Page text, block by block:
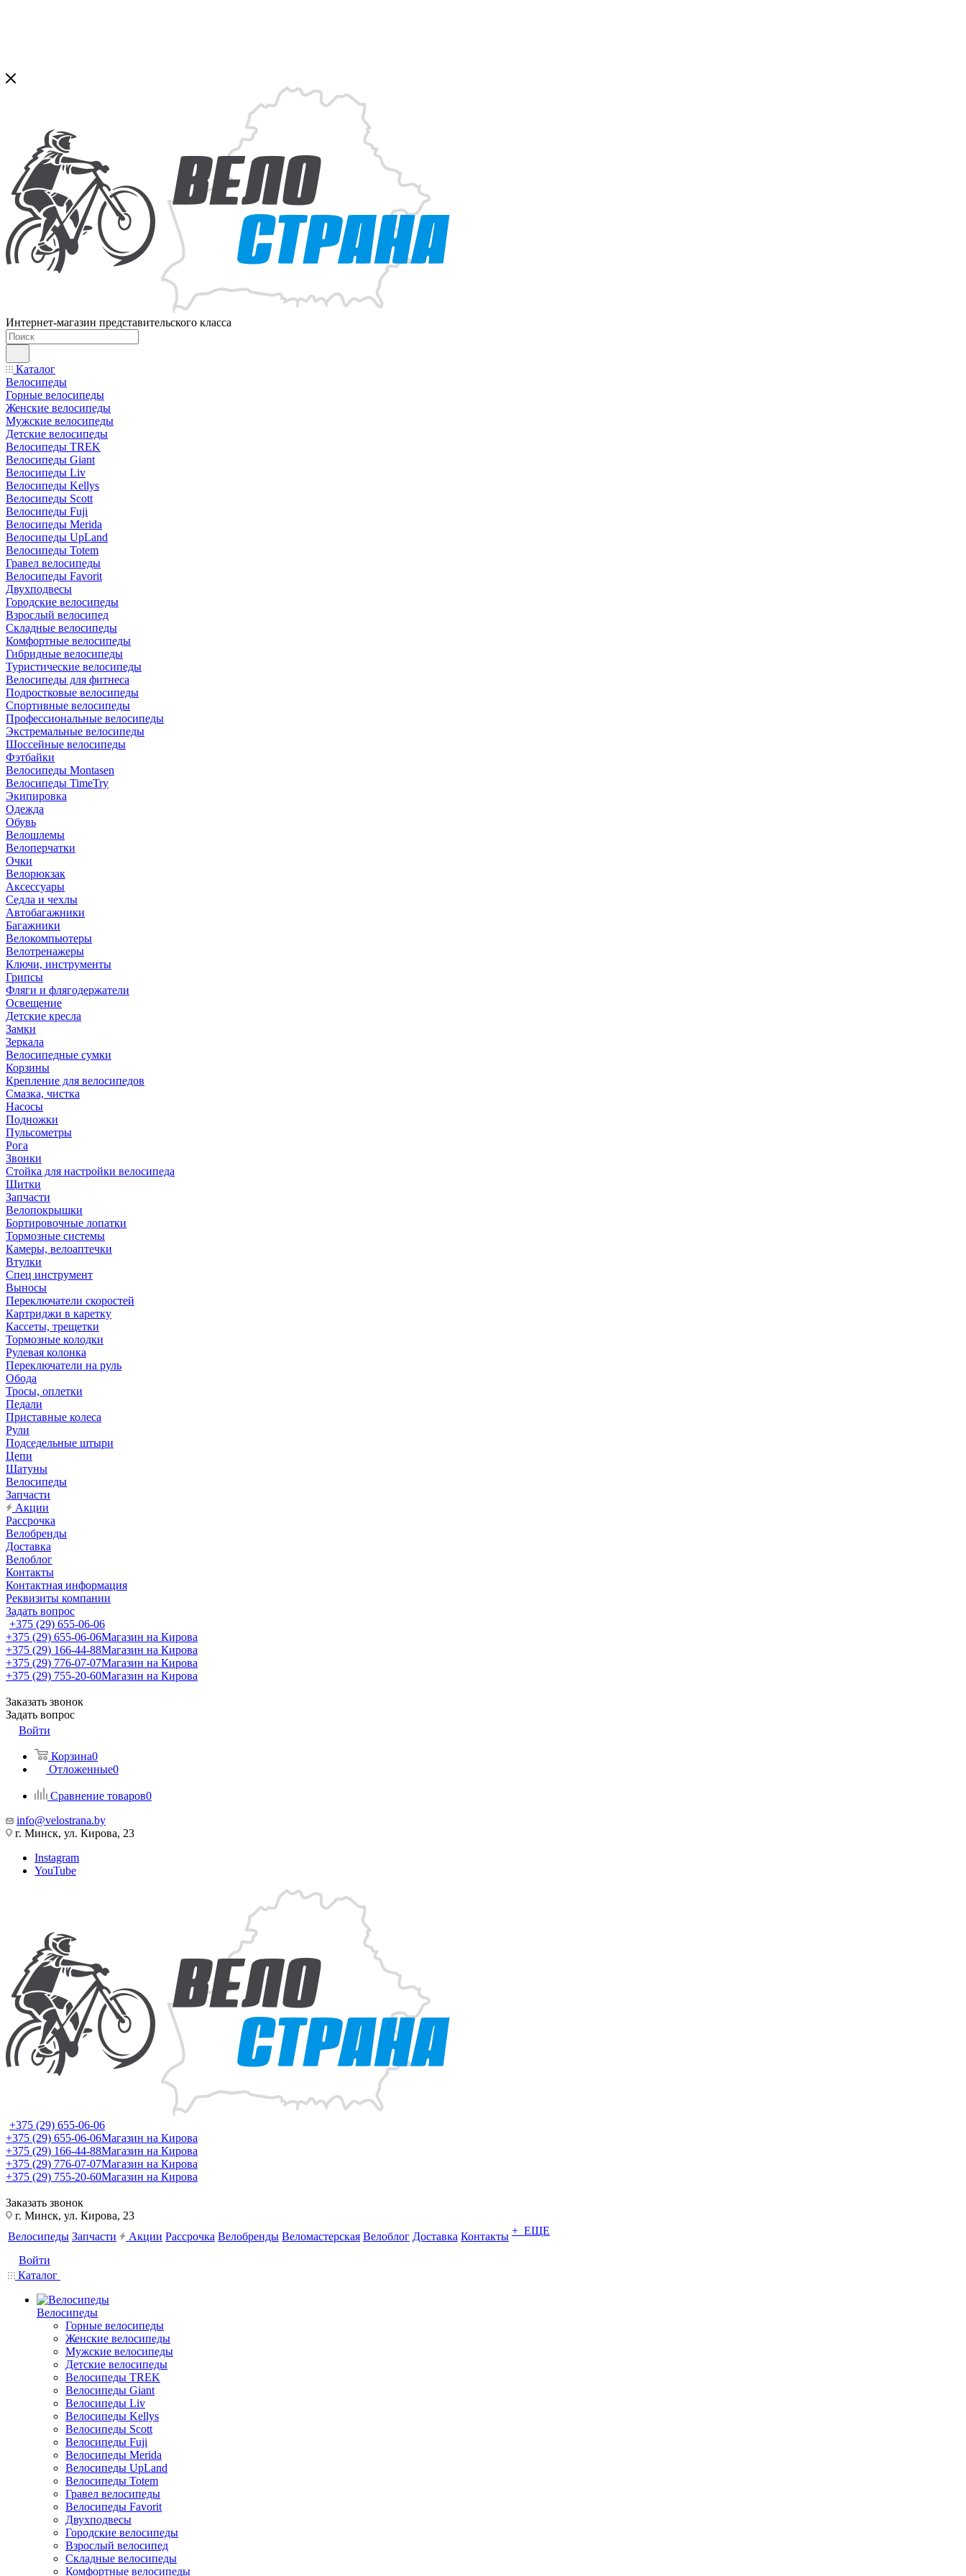
Интернет-магазин представительского класса
Каталог
Велосипеды
Горные велосипеды
Женские велосипеды
Мужские велосипеды
Детские велосипеды
Велосипеды TREK
Велосипеды Giant
Велосипеды Liv
Велосипеды Kellys
Велосипеды Scott
Велосипеды Fuji
Велосипеды Merida
Велосипеды UpLand
Велосипеды Totem
Гравел велосипеды
Велосипеды Favorit
Двухподвесы
Городские велосипеды
Взрослый велосипед
Складные велосипеды
Комфортные велосипеды
Гибридные велосипеды
Туристические велосипеды
Велосипеды для фитнеса
Подростковые велосипеды
Спортивные велосипеды
Профессиональные велосипеды
Экстремальные велосипеды
Шоссейные велосипеды
Фэтбайки
Велосипеды Montasen
Велосипеды TimeTry
Экипировка
Одежда
Обувь
Велошлемы
Велоперчатки
Очки
Велорюкзак
Аксессуары
Седла и чехлы
Автобагажники
Багажники
Велокомпьютеры
Велотренажеры
Ключи, инструменты
Грипсы
Фляги и флягодержатели
Освещение
Детские кресла
Замки
Зеркала
Велосипедные сумки
Корзины
Крепление для велосипедов
Смазка, чистка
Насосы
Подножки
Пульсометры
Рога
Звонки
Стойка для настройки велосипеда
Щитки
Запчасти
Велопокрышки
Бортировочные лопатки
Тормозные системы
Камеры, велоаптечки
Втулки
Спец инструмент
Выносы
Переключатели скоростей
Картриджи в каретку
Кассеты, трещетки
Тормозные колодки
Рулевая колонка
Переключатели на руль
Обода
Тросы, оплетки
Педали
Приставные колеса
Рули
Подседельные штыри
Цепи
Шатуны
Велосипеды
Запчасти
Акции
Рассрочка
Велобренды
Доставка
Велоблог
Контакты
Контактная информация
Реквизиты компании
Задать вопрос
+375 (29) 655-06-06
+375 (29) 655-06-06Магазин на Кирова
+375 (29) 166-44-88Магазин на Кирова
+375 (29) 776-07-07Магазин на Кирова
+375 (29) 755-20-60Магазин на Кирова
Заказать звонок
Задать вопрос
Войти
Корзина0
Отложенные0
Сравнение товаров0
info@velostrana.by
г. Минск, ул. Кирова, 23
Instagram
YouTube
+375 (29) 655-06-06
+375 (29) 655-06-06Магазин на Кирова
+375 (29) 166-44-88Магазин на Кирова
+375 (29) 776-07-07Магазин на Кирова
+375 (29) 755-20-60Магазин на Кирова
Заказать звонок
г. Минск, ул. Кирова, 23
Велосипеды Запчасти Акции Рассрочка Велобренды Веломастерская Велоблог Доставка Контакты + ЕЩЕ
Войти
Каталог
Велосипеды
Горные велосипеды
Женские велосипеды
Мужские велосипеды
Детские велосипеды
Велосипеды TREK
Велосипеды Giant
Велосипеды Liv
Велосипеды Kellys
Велосипеды Scott
Велосипеды Fuji
Велосипеды Merida
Велосипеды UpLand
Велосипеды Totem
Гравел велосипеды
Велосипеды Favorit
Двухподвесы
Городские велосипеды
Взрослый велосипед
Складные велосипеды
Комфортные велосипеды